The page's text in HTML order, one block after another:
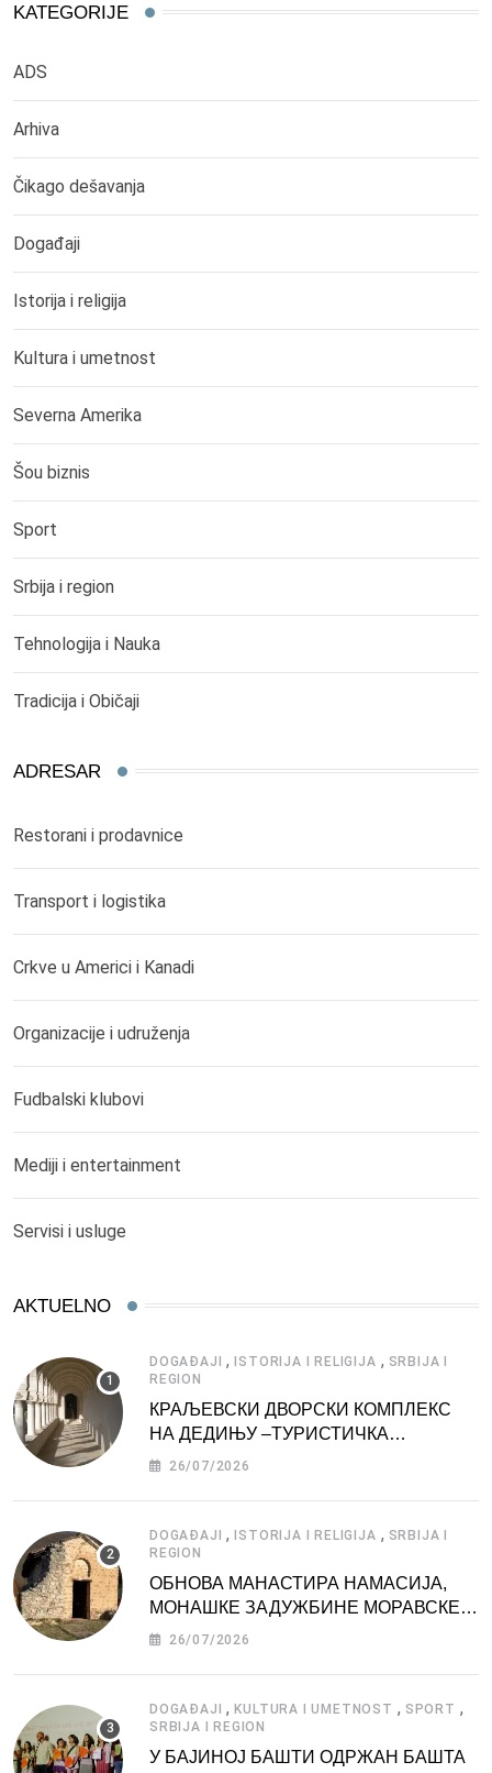
KATEGORIJE
ADS
Arhiva
Čikago dešavanja
Događaji
Istorija i religija
Kultura i umetnost
Severna Amerika
Šou biznis
Sport
Srbija i region
Tehnologija i Nauka
Tradicija i Običaji
ADRESAR
Restorani i prodavnice
Transport i logistika
Crkve u Americi i Kanadi
Organizacije i udruženja
Fudbalski klubovi
Mediji i entertainment
Servisi i usluge
AKTUELNO
DOGAĐAJI ,ISTORIJA I RELIGIJA , SRBIJA I
REGION
КРАЉЕВСКИ ДВОРСКИ КОМПЛЕКС
НА ДЕДИЊУ –ТУРИСТИЧКА
АТРАКЦИЈА
26/07/2026
DOGAĐAJI ,ISTORIJA I RELIGIJA , SRBIJA I
REGION
ОБНОВА МАНАСТИРА НАМАСИЈА,
МОНАШКЕ ЗАДУЖБИНЕ МОРАВСКЕ
СРБИЈЕ
26/07/2026
DOGAĐAJI ,KULTURA I UMETNOST , SPORT ,
SRBIJA I REGION
У БАЈИНОЈ БАШТИ ОДРЖАН БАШТА